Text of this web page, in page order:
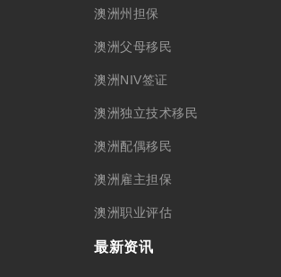
澳洲州担保
澳洲父母移民
澳洲NIV签证
澳洲独立技术移民
澳洲配偶移民
澳洲雇主担保
澳洲职业评估
最新资讯